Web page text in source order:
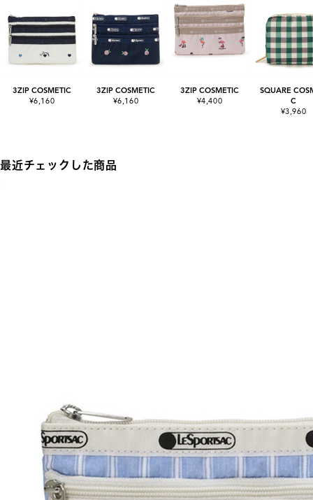
3ZIP COSMETIC
¥6,160
3ZIP COSMETIC
¥6,160
3ZIP COSMETIC
¥4,400
SQUARE
C
¥3,960
最近チェックした商品